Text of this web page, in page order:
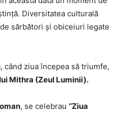
Diversitatea culturală
sărbători și obiceiuri legate
când ziua începea să triumfe,
Mithra (Zeul Luminii).
, se celebrau “Ziua